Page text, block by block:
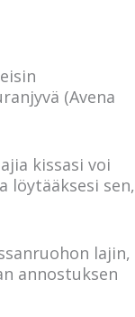
(Avena
kissasi voi
löytääksesi sen,
lajin,
annostuksen